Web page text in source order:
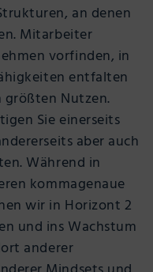
an denen
Mitarbeiter
vorfinden, in
entfalten
größten Nutzen.
Sie einerseits
aber auch
Während in
kommagenaue
wir in Horizont 2
und ins Wachstum
anderer